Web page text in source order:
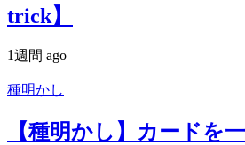
trick】
1週間 ago
種明かし
【種明かし】カードを